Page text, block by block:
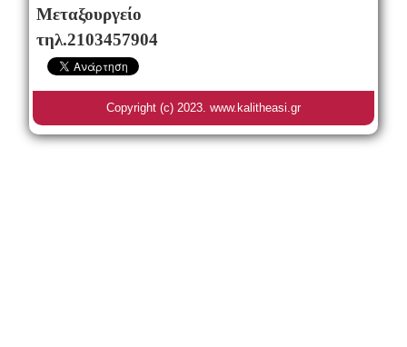
Μεταξουργείο
τηλ.2103457904
Copyright (c) 2023. www.kalitheasi.gr